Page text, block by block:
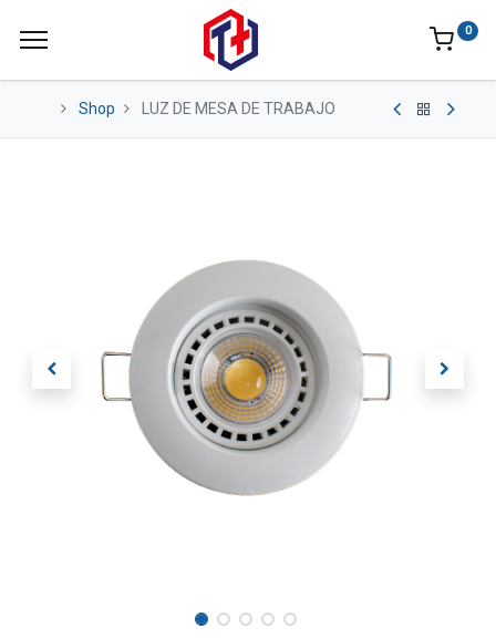
0
Shop LUZ DE MESA DE TRABAJO